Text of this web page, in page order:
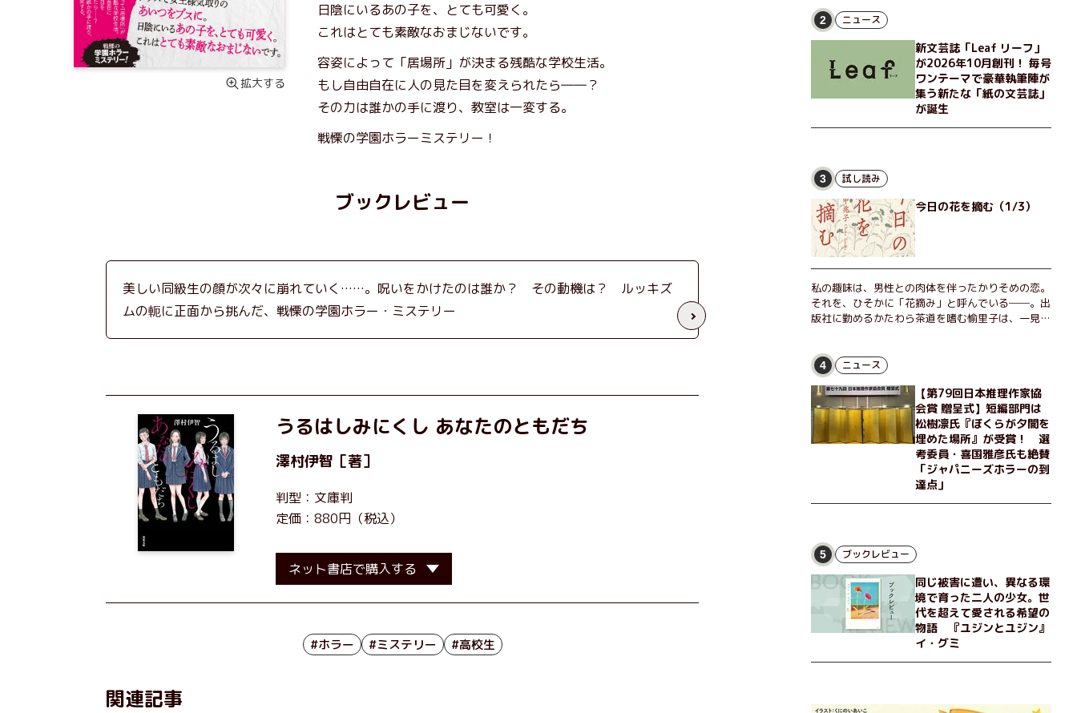
拡大する
日陰にいるあの子を、とても可愛く。
これはとても素敵なおまじないです。
容姿によって「居場所」が決まる残酷な学校生活。
もし自由自在に人の見た目を変えられたら――？
その力は誰かの手に渡り、教室は一変する。
戦慄の学園ホラーミステリー！
ブックレビュー
美しい同級生の顔が次々に崩れていく……。呪いをかけたのは誰か？ その動機は？ ルッキズ
ムの軛に正面から挑んだ、戦慄の学園ホラー・ミステリー
うるはしみにくし あなたのともだち
澤村伊智 ［著］
判型：文庫判
定価：880円（税込）
ネット書店で購入する
#ホラー #ミステリー #高校生
関連記事
ょっとした贅沢を楽しんだり、近所のおばちゃんの
恋バナを聞いてあげたり、部屋でふたりだけの「台
湾映画祭」を催したり。50代独身、幼なじみの変
わらぬ友情とささやかな幸せの日々を描く。
2 ニュース
新文芸誌「Leaf リーフ」
が2026年10月創刊！ 毎号
ワンテーマで豪華執筆陣が
集う新たな「紙の文芸誌」
が誕生
3 試し読み
今日の花を摘む（1/3）
私の趣味は、男性との肉体を伴ったかりそめの恋。
それを、ひそかに「花摘み」と呼んでいる──。出
版社に勤めるかたわら茶道を嗜む愉里子は、一見地
を愉しんでいた。そんな愉里子の前に初めて、恋の
終わりを怖れさせる男が現れた。茶の湯の粋人、
70歳の万江島だ。だが彼には、ある秘密があっ
た……。自分の心と身体を偽らない女たちの姿と、
その連帯を描く。赤裸々にして切実な、セクシュア
リティをめぐる物語。
4 ニュース
【第79回日本推理作家協
会賞 贈呈式】短編部門は
松樹凛氏『ぼくらが夕闇を
埋めた場所』が受賞！ 選
考委員・喜国雅彦氏も絶賛
「ジャパニーズホラーの到
達点」
5 ブックレビュー
同じ被害に遭い、異なる環
境で育った二人の少女。世
代を超えて愛される希望の
物語 『ユジンとユジン』
イ・グミ